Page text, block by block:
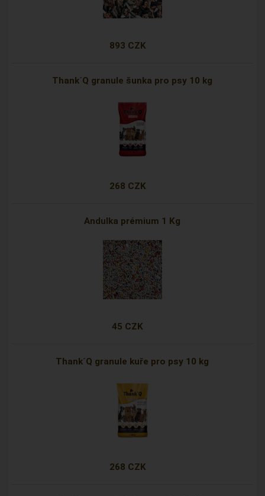
893 CZK
Thank´Q granule šunka pro psy 10 kg
268 CZK
Andulka prémium 1 Kg
45 CZK
Thank´Q granule kuře pro psy 10 kg
268 CZK